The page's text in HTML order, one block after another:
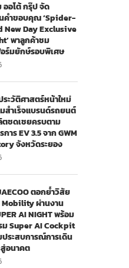
ออโต้ กรุ๊ป จัด
คำขอบคุณ ‘Spider-
New Day Exclusive
พาลูกค้าชม
ร์มยักษ์รอบพิเศษ
ระวัติศาสตร์หน้าใหม่
สำเร็จแบรนด์รถยนต์
ตชดเชยครบตาม
าร EV 3.5 จาก GWM
จังหวัดระยอง
ตอกย้ำวิสัย
ผ่านงาน
AI NIGHT พร้อม
ม Super AI Cockpit
ระสบการณ์การเดิน
อนาคต